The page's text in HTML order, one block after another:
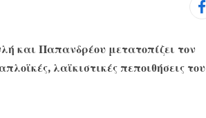
και Παπανδρέου μετατοπίζει τον
λαϊκιστικές πεποιθήσεις του